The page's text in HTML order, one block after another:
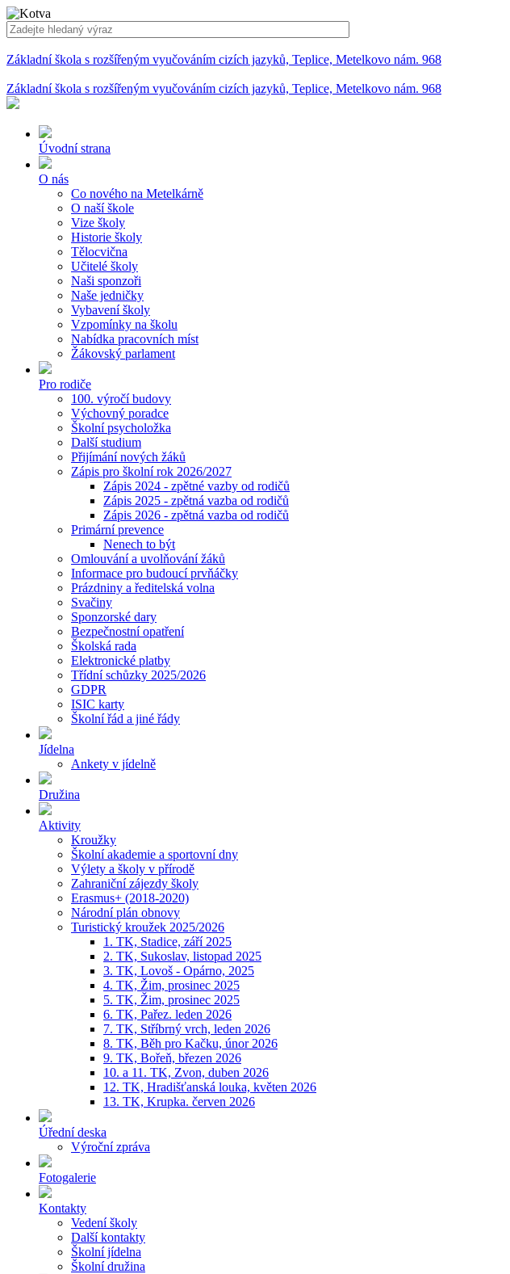
Základní škola s rozšířeným vyučováním cizích jazyků, Teplice, Metelkovo nám. 968
Základní škola s rozšířeným vyučováním cizích jazyků, Teplice, Metelkovo nám. 968
Úvodní strana
O nás
Co nového na Metelkárně
O naší škole
Vize školy
Historie školy
Tělocvična
Učitelé školy
Naši sponzoři
Naše jedničky
Vybavení školy
Vzpomínky na školu
Nabídka pracovních míst
Žákovský parlament
Pro rodiče
100. výročí budovy
Výchovný poradce
Školní psycholožka
Další studium
Přijímání nových žáků
Zápis pro školní rok 2026/2027
Zápis 2024 - zpětné vazby od rodičů
Zápis 2025 - zpětná vazba od rodičů
Zápis 2026 - zpětná vazba od rodičů
Primární prevence
Nenech to být
Omlouvání a uvolňování žáků
Informace pro budoucí prvňáčky
Prázdniny a ředitelská volna
Svačiny
Sponzorské dary
Bezpečnostní opatření
Školská rada
Elektronické platby
Třídní schůzky 2025/2026
GDPR
ISIC karty
Školní řád a jiné řády
Jídelna
Ankety v jídelně
Družina
Aktivity
Kroužky
Školní akademie a sportovní dny
Výlety a školy v přírodě
Zahraniční zájezdy školy
Erasmus+ (2018-2020)
Národní plán obnovy
Turistický kroužek 2025/2026
1. TK, Stadice, září 2025
2. TK, Sukoslav, listopad 2025
3. TK, Lovoš - Opárno, 2025
4. TK, Žim, prosinec 2025
5. TK, Žim, prosinec 2025
6. TK, Pařez. leden 2026
7. TK, Stříbrný vrch, leden 2026
8. TK, Běh pro Kačku, únor 2026
9. TK, Bořeň, březen 2026
10. a 11. TK, Zvon, duben 2026
12. TK, Hradišťanská louka, květen 2026
13. TK, Krupka. červen 2026
Úřední deska
Výroční zpráva
Fotogalerie
Kontakty
Vedení školy
Další kontakty
Školní jídelna
Školní družina